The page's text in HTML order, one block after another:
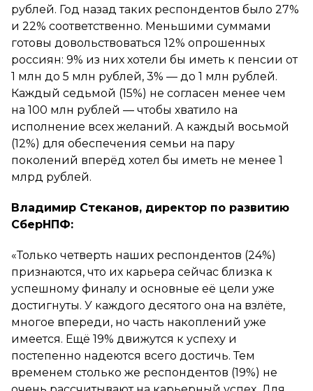
рублей. Год назад таких респондентов было 27%
и 22% соответственно. Меньшими суммами
готовы довольствоваться 12% опрошенных
россиян: 9% из них хотели бы иметь к пенсии от
1 млн до 5 млн рублей, 3% — до 1 млн рублей.
Каждый седьмой (15%) не согласен менее чем
на 100 млн рублей — чтобы хватило на
исполнение всех желаний. А каждый восьмой
(12%) для обеспечения семьи на пару
поколений вперёд хотел бы иметь не менее 1
млрд рублей.
Владимир Стеканов, директор по развитию
СберНПФ:
«Только четверть наших респондентов (24%)
признаются, что их карьера сейчас близка к
успешному финалу и основные её цели уже
достигнуты. У каждого десятого она на взлёте,
многое впереди, но часть накоплений уже
имеется. Ещё 19% движутся к успеху и
постепенно надеются всего достичь. Тем
временем столько же респондентов (19%) не